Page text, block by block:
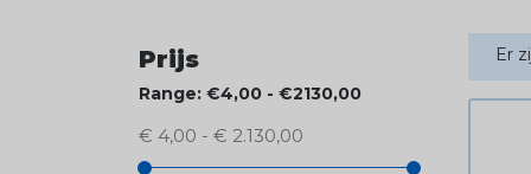
Prijs
Range: €4,00 - €2130,00
€ 4,00 - € 2.130,00
Er